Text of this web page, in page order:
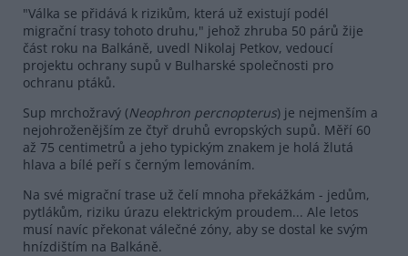
"Válka se přidává k rizikům, která už existují podél
migrační trasy tohoto druhu," jehož zhruba 50 párů žije
část roku na Balkáně, uvedl Nikolaj Petkov, vedoucí
projektu ochrany supů v Bulharské společnosti pro
ochranu ptáků.
Sup mrchožravý (Neophron percnopterus) je nejmenším a
nejohroženějším ze čtyř druhů evropských supů. Měří 60
až 75 centimetrů a jeho typickým znakem je holá žlutá
hlava a bílé peří s černým lemováním.
Na své migrační trase už čelí mnoha překážkám - jedům,
pytlákům, riziku úrazu elektrickým proudem... Ale letos
musí navíc překonat válečné zóny, aby se dostal ke svým
hnízdištím na Balkáně.